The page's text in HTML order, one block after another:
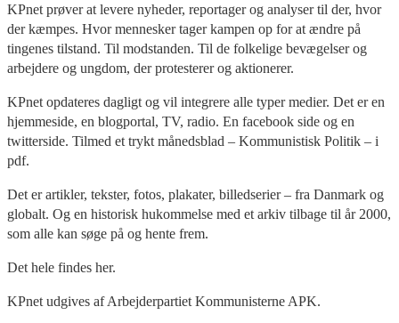
KPnet prøver at levere nyheder, reportager og analyser til der, hvor
der kæmpes. Hvor mennesker tager kampen op for at ændre på
tingenes tilstand. Til modstanden. Til de folkelige bevægelser og
arbejdere og ungdom, der protesterer og aktionerer.
KPnet opdateres dagligt og vil integrere alle typer medier. Det er en
hjemmeside, en blogportal, TV, radio. En facebook side og en
twitterside. Tilmed et trykt månedsblad – Kommunistisk Politik – i
pdf.
Det er artikler, tekster, fotos, plakater, billedserier – fra Danmark og
globalt. Og en historisk hukommelse med et arkiv tilbage til år 2000,
som alle kan søge på og hente frem.
Det hele findes her.
KPnet udgives af Arbejderpartiet Kommunisterne APK.